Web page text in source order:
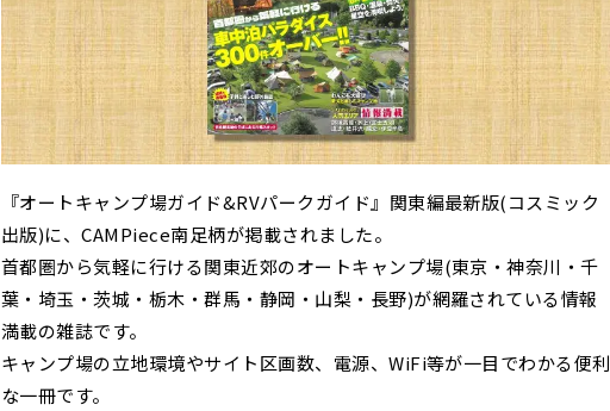
『オートキャンプ場ガイド&RVパークガイド』関東編最新版(コスミック
出版)に、CAMPiece南足柄が掲載されました。
首都圏から気軽に行ける関東近郊のオートキャンプ場(東京・神奈川・千
葉・埼玉・茨城・栃木・群馬・静岡・山梨・長野)が網羅されている情報
満載の雑誌です。
キャンプ場の立地環境やサイト区画数、電源、WiFi等が一目でわかる便利
な一冊です。